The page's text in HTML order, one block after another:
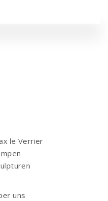
le Verrier
uns